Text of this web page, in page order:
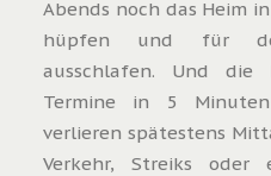
Abends noch das Heim
hüpfen und für
ausschlafen. Und die
Termine in 5
verlieren spätestens
Verkehr, Streiks oder